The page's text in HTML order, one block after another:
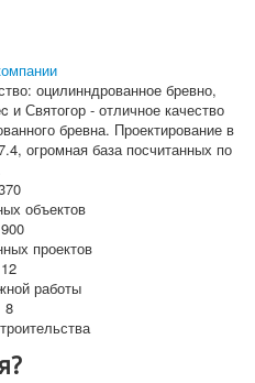
оцилинндрованное бревно,
Святогор - отличное качество
бревна. Проектирование в
огромная база посчитанных по
объектов
проектов
12
работы
8